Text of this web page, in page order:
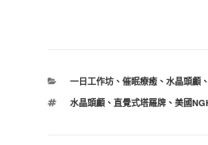
分
一日工作坊、 催眠療癒、 水晶頭顱、
標
水晶頭顱、 直覺式塔羅牌、 美國